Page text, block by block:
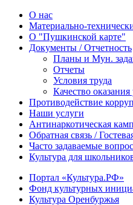
О нас
Материально-
О "Пушкинской карте"
Документы / Отчетность
Планы и Мун.
Отчеты
Условия труда
Качество оказания
Противодействие
Наши услуги
Антинаркотическая
Обратная связь /
Часто задаваемые
Культура для
Портал «Культура.РФ»
Фонд культурных
Культура Оренбуржья